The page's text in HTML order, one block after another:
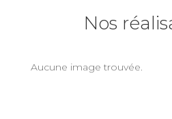
Nos
Aucune image trouvée.